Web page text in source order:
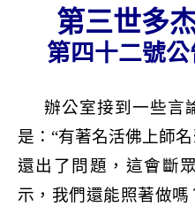
第三世多
第四十二號公
辦公室接到一些言
是： “有著名活佛上師
還出了問題，這會斷
示，我們還能照著做